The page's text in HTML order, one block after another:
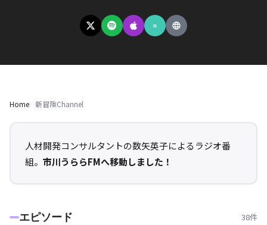
n
Home 新冒険Channel
人材開発コンサルタントの数矢英子によるラジオ番
組。 市川うららFMへ移動しました！
エピソード 38件